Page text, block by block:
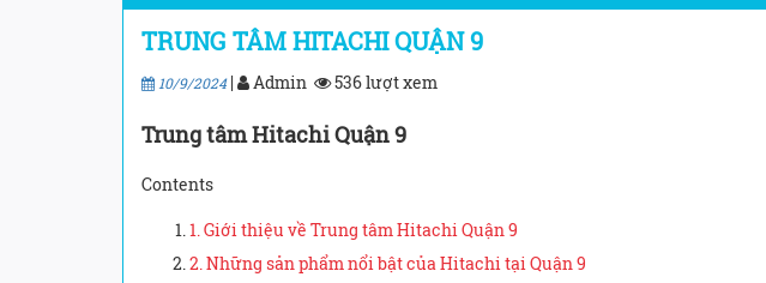
TRUNG TÂM HITACHI QUẬN 9
10/9/2024| Admin 536 lượt xem
Trung tâm Hitachi Quận 9
Contents
1. Giới thiệu về Trung tâm Hitachi Quận 9
2. Những sản phẩm nổi bật của Hitachi tại Quận 9